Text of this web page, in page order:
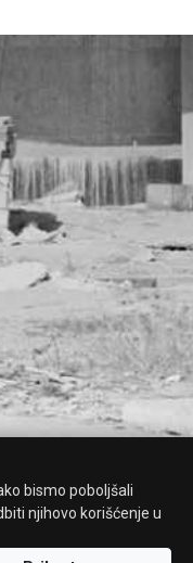
bismo poboljšali
njihovo korišćenje u